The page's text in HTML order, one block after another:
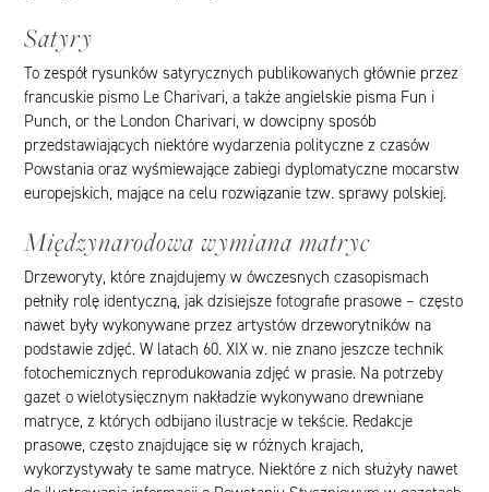
Satyry
To zespół rysunków satyrycznych publikowanych głównie przez
francuskie pismo Le Charivari, a także angielskie pisma Fun i
Punch, or the London Charivari, w dowcipny sposób
przedstawiających niektóre wydarzenia polityczne z czasów
Powstania oraz wyśmiewające zabiegi dyplomatyczne mocarstw
europejskich, mające na celu rozwiązanie tzw. sprawy polskiej.
Międzynarodowa wymiana matryc
Drzeworyty, które znajdujemy w ówczesnych czasopismach
pełniły rolę identyczną, jak dzisiejsze fotografie prasowe – często
nawet były wykonywane przez artystów drzeworytników na
podstawie zdjęć. W latach 60. XIX w. nie znano jeszcze technik
fotochemicznych reprodukowania zdjęć w prasie. Na potrzeby
gazet o wielotysięcznym nakładzie wykonywano drewniane
matryce, z których odbijano ilustracje w tekście. Redakcje
prasowe, często znajdujące się w różnych krajach,
wykorzystywały te same matryce. Niektóre z nich służyły nawet